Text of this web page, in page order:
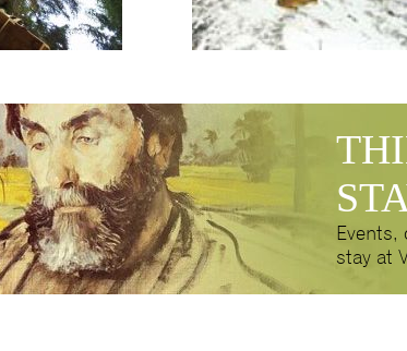
stay at